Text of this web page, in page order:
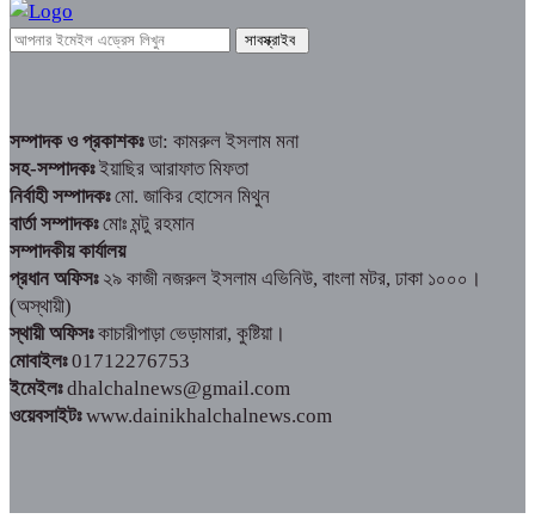
সম্পাদক ও প্রকাশকঃডা: কামরুল ইসলাম মনা
সহ-সম্পাদকঃইয়াছির আরাফাত মিফতা
নির্বাহী সম্পাদকঃমো. জাকির হোসেন মিথুন
বার্তা সম্পাদকঃমোঃ মন্টু রহমান
সম্পাদকীয় কার্যালয়
প্রধান অফিসঃ২৯ কাজী নজরুল ইসলাম এভিনিউ, বাংলা মটর, ঢাকা ১০০০।
(অস্থায়ী)
স্থায়ী অফিসঃকাচারীপাড়া ভেড়ামারা, কুষ্টিয়া।
মোবাইলঃ01712276753
ইমেইলঃdhalchalnews@gmail.com
ওয়েবসাইটঃwww.dainikhalchalnews.com